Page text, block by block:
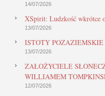
14/07/2026
XSpirit: Ludzkość wkrótce
13/07/2026
ISTOTY POZAZIEMSKIE
13/07/2026
ZAŁOŻYCIELE
WILLIAMEM
12/07/2026